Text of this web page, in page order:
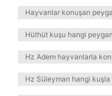
Hayvanlar konuşan
Hüthüt kuşu hangi
Hz Adem hayvanlarla
Hz Süleyman hangi